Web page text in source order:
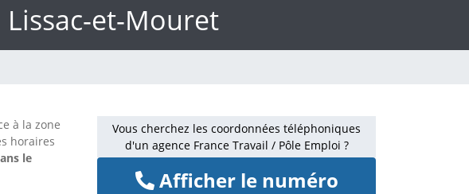
et-Mouret
à la zone
horaires
le
Vous cherchez les coordonnées téléphoniques
d'un agence France Travail / Pôle Emploi ?
Afficher le numéro